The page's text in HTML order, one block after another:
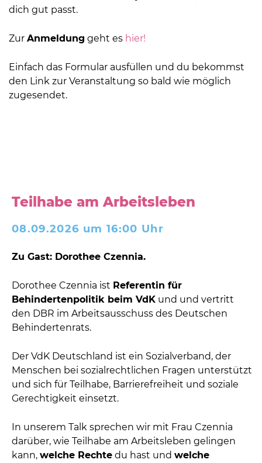
dich gut passt.
Zur Anmeldung geht es hier!
Einfach das Formular ausfüllen und du bekommst
den Link zur Veranstaltung so bald wie möglich
zugesendet.
Teilhabe am Arbeitsleben
08.09.2026 um 16:00 Uhr
Zu Gast: Dorothee Czennia.
Dorothee Czennia ist Referentin für
Behindertenpolitik beim VdK und und vertritt
den DBR im Arbeitsausschuss des Deutschen
Behindertenrats.
Der VdK Deutschland ist ein Sozialverband, der
Menschen bei sozialrechtlichen Fragen unterstützt
und sich für Teilhabe, Barrierefreiheit und soziale
Gerechtigkeit einsetzt.
In unserem Talk sprechen wir mit Frau Czennia
darüber, wie Teilhabe am Arbeitsleben gelingen
kann, welche Rechte du hast und welche